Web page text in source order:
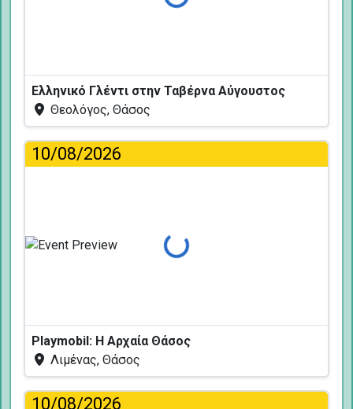
Ελληνικό Γλέντι στην Ταβέρνα Αύγουστος
Θεολόγος, Θάσος
10/08/2026
Φόρτωση...
Playmobil: Η Αρχαία Θάσος
Λιμένας, Θάσος
10/08/2026